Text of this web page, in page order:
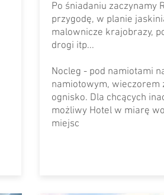
Po śniadaniu zaczynamy
przygodę, w planie
malownicze krajobrazy,
drogi itp...
Nocleg - pod namiotami
namiotowym, wieczorem
ognisko. Dla chcących
możliwy Hotel w miarę
miejsc